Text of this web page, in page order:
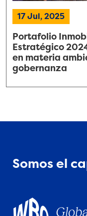
17 Jul, 2025
Portafolio
Estratégico
en materia
gobernanza
Somos el